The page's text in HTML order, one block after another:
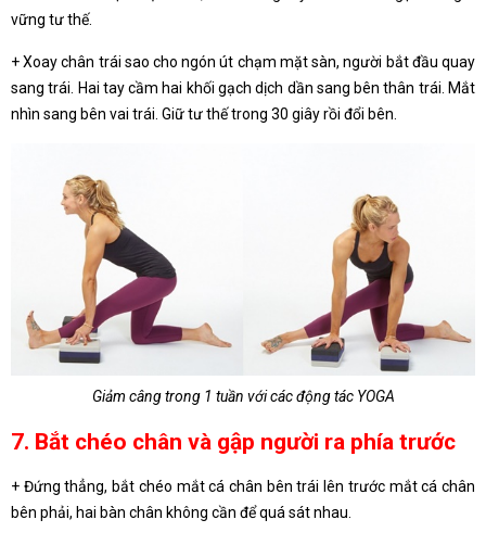
vững tư thế.
+ Xoay chân trái sao cho ngón út chạm mặt sàn, người bắt đầu quay
sang trái. Hai tay cầm hai khối gạch dịch dần sang bên thân trái. Mắt
nhìn sang bên vai trái. Giữ tư thế trong 30 giây rồi đổi bên.
Giảm câng trong 1 tuần với các động tác YOGA
7. Bắt chéo chân và gập người ra phía trước
+ Đứng thẳng, bắt chéo mắt cá chân bên trái lên trước mắt cá chân
bên phải, hai bàn chân không cần để quá sát nhau.